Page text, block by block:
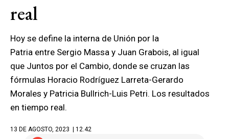
real
Hoy se define la interna de Unión por la
Patria entre Sergio Massa y Juan Grabois, al igual
que Juntos por el Cambio, donde se cruzan las
fórmulas Horacio Rodríguez Larreta-Gerardo
Morales y Patricia Bullrich-Luis Petri. Los resultados
en tiempo real.
13 DE AGOSTO, 2023 | 12.42